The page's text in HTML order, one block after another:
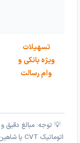
تسهیلات
ویژه بانکی و
وام رسالت
اتوماتیک CVT یا شاهین پلاس)، سال ساخت و میزان کارکرد متغیر است.